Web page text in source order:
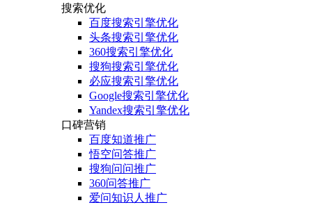
搜索优化
百度搜索引擎优化
头条搜索引擎优化
360搜索引擎优化
搜狗搜索引擎优化
必应搜索引擎优化
Google搜索引擎优化
Yandex搜索引擎优化
口碑营销
百度知道推广
悟空问答推广
搜狗问问推广
360问答推广
爱问知识人推广